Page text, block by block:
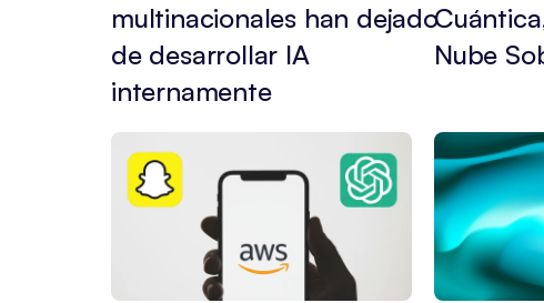
multinacionales han dejado
de desarrollar IA
internamente
Nube